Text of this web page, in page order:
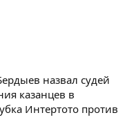
назвал судей
казанцев в
Интертото против